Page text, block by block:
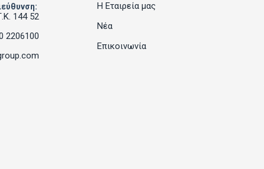
144 52
2206100
Η Εταιρεία μας
Νέα
Επικοινωνία